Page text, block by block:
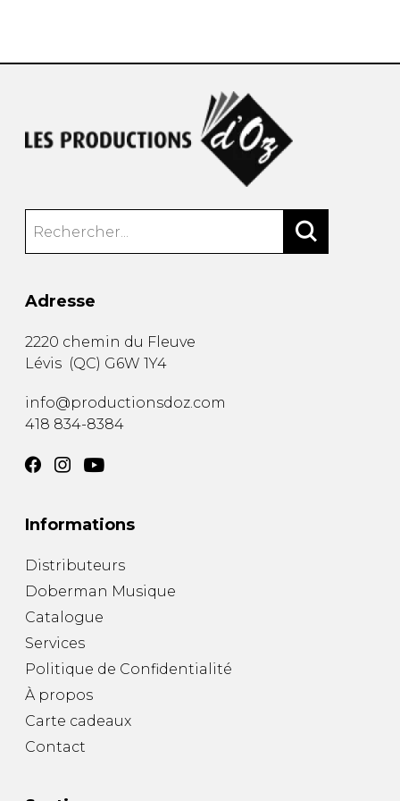
Adresse
2220 chemin du Fleuve
Lévis (QC) G6W 1Y4
info@productionsdoz.com
418 834-8384
Informations
Distributeurs
Doberman Musique
Catalogue
Services
Politique de Confidentialité
À propos
Carte cadeaux
Contact